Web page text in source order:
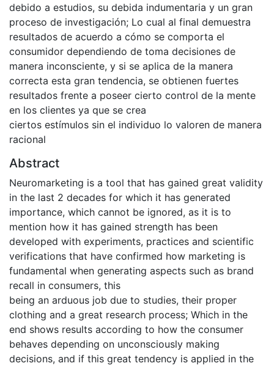
debido a estudios, su debida indumentaria y un gran
proceso de investigación; Lo cual al final demuestra
resultados de acuerdo a cómo se comporta el
consumidor dependiendo de toma decisiones de
manera inconsciente, y si se aplica de la manera
correcta esta gran tendencia, se obtienen fuertes
resultados frente a poseer cierto control de la mente
en los clientes ya que se crea
ciertos estímulos sin el individuo lo valoren de manera
racional
Abstract
Neuromarketing is a tool that has gained great validity
in the last 2 decades for which it has generated
importance, which cannot be ignored, as it is to
mention how it has gained strength has been
developed with experiments, practices and scientific
verifications that have confirmed how marketing is
fundamental when generating aspects such as brand
recall in consumers, this
being an arduous job due to studies, their proper
clothing and a great research process; Which in the
end shows results according to how the consumer
behaves depending on unconsciously making
decisions, and if this great tendency is applied in the